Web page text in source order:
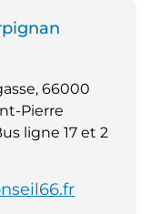
66000
Pierre
ligne 17 et 2